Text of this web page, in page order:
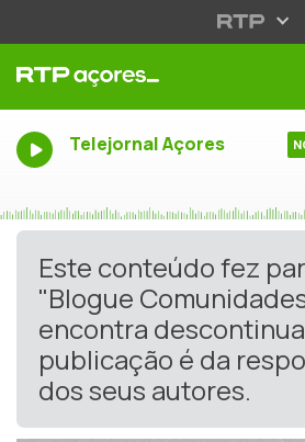
Telejornal Açores
Este conteúdo fez
"Blogue
encontra
publicação é da
dos seus autores.